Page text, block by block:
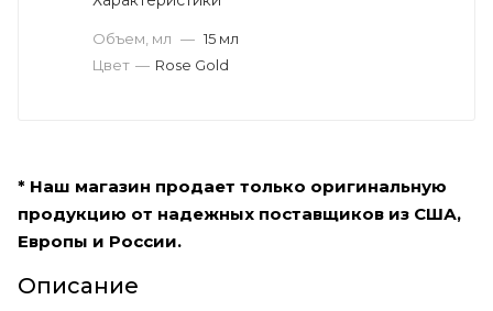
Объем, мл — 15 мл
Цвет — Rose Gold
* Наш магазин продает только оригинальную
продукцию от надежных поставщиков из США,
Европы и России.
Описание